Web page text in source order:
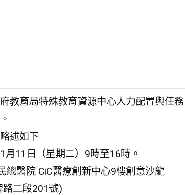
教育局特殊教育資源中心人力配置與任務
述如下
月11日（星期二）9時至16時。
總醫院 CiC醫療創新中心9樓創意沙龍
路二段201號)